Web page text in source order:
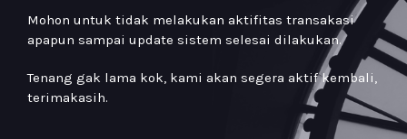
Mohon untuk tidak melakukan aktifitas transakasi
apapun sampai update sistem selesai dilakukan.
Tenang gak lama kok, kami akan segera aktif kembali,
terimakasih.